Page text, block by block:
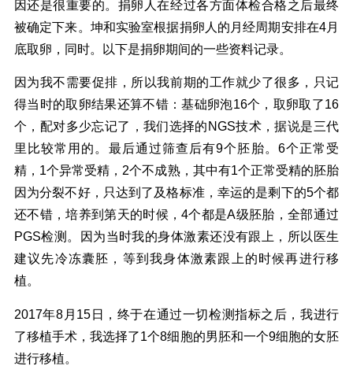
因还是很重要的。捐卵人在经过各方面体检合格之后最终
被确定下来。坤和实验室根据捐卵人的月经周期安排在4月
底取卵，同时。以下是捐卵期间的一些资料记录。
因为我不需要促排，所以我前期的工作就少了很多，只记
得当时的取卵结果还算不错：基础卵泡16个，取卵取了16
个，配对多少忘记了，我们选择的NGS技术，据说是三代
里比较常用的。最后通过筛查后有9个胚胎。6个正常受
精，1个异常受精，2个不成熟，其中有1个正常受精的胚胎
因为分裂不好，只达到了及格标准，幸运的是剩下的5个都
还不错，培养到第天的时候，4个都是A级胚胎，全部通过
PGS检测。因为当时我的身体激素还没有跟上，所以医生
建议先冷冻囊胚，等到我身体激素跟上的时候再进行移
植。
2017年8月15日，终于在通过一切检测指标之后，我进行
了移植手术，我选择了1个8细胞的男胚和一个9细胞的女胚
进行移植。